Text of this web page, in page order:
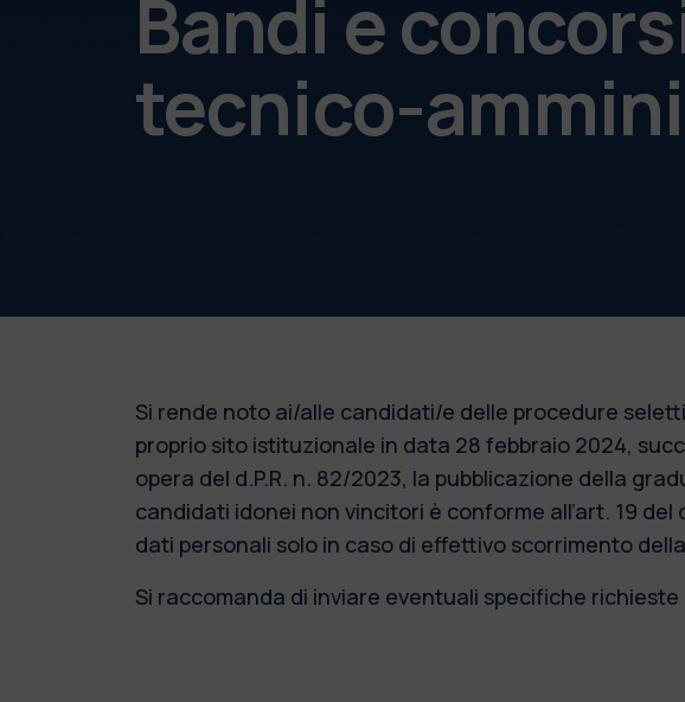
Bandi e
tecnico-
Si rende noto ai/alle candidati/e delle procedure
proprio sito istituzionale in data 28 febbraio 2024,
opera del d.P.R. n. 82/2023, la pubblicazione della
candidati idonei non vincitori è conforme all’art. 19
dati personali solo in caso di effettivo scorrimento
Si raccomanda di inviare eventuali specifiche